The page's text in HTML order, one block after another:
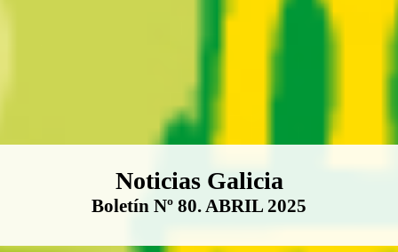
Boletín Noticias Galicia
Noticias Galicia
Boletín Nº 80. ABRIL 2025